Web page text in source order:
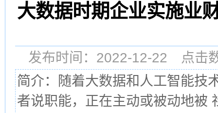
大数据时期企业实施业
发布时间：2022-12-22 点
简介：随着大数据和人工智能技
者说职能，正在主动或被动地被